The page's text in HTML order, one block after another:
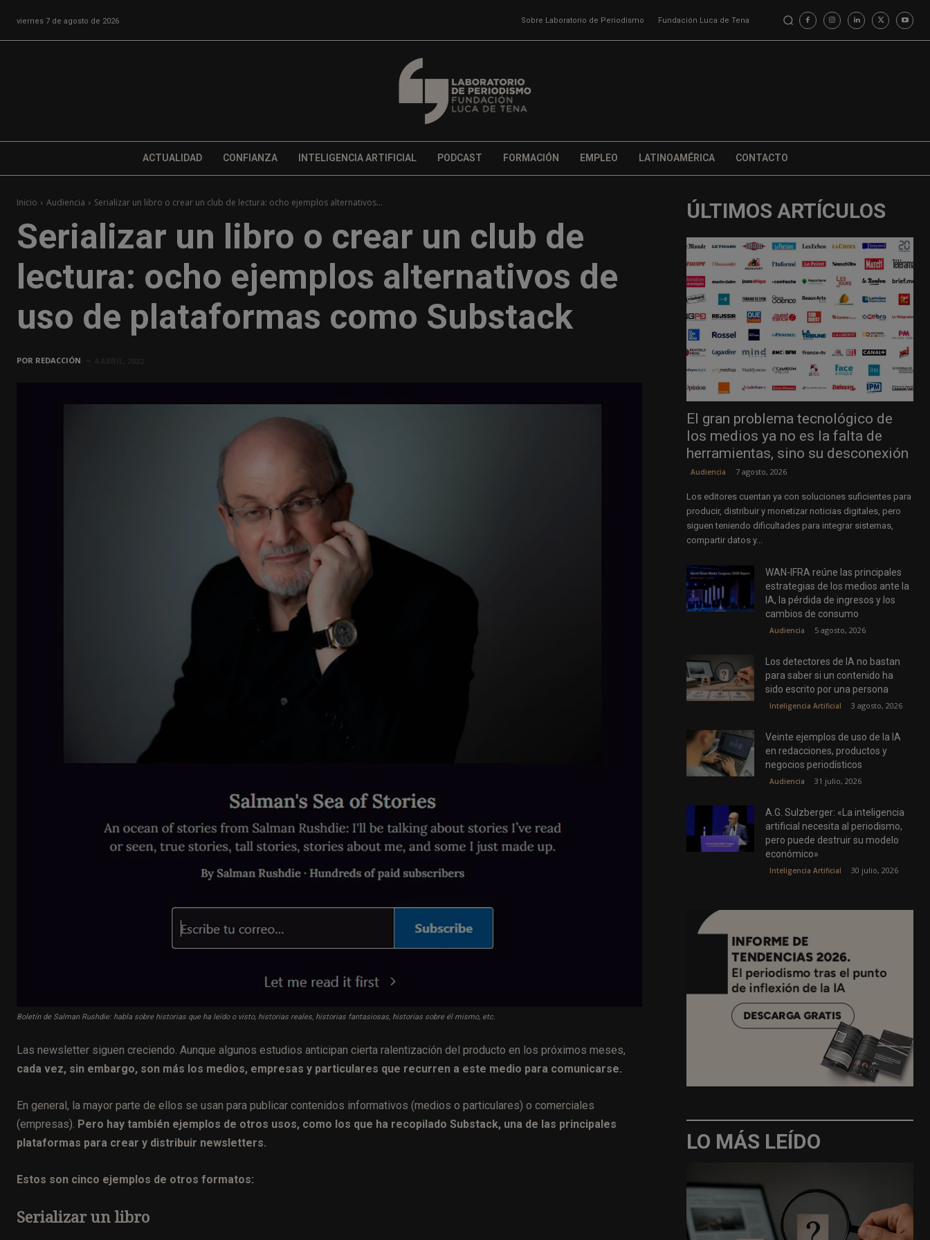
viernes 7 de agosto de 2026 Sobre Laboratorio de Periodismo Fundación Luca de Tena
ACTUALIDAD CONFIANZA INTELIGENCIA ARTIFICIAL PODCAST FORMACIÓN EMPLEO LATINOAMÉRICA CONTACTO
Inicio Audiencia Serializar un libro o crear un club de lectura: ocho ejemplos alternativos...
Serializar un libro o crear un club de
lectura: ocho ejemplos alternativos de
uso de plataformas como Substack
POR REDACCIÓN
Boletín de Salman Rushdie: habla sobre historias que ha leído o visto, historias reales, historias fantasiosas, historias sobre él mismo, etc.
Las newsletter siguen creciendo. Aunque algunos estudios anticipan cierta ralentización del producto en los próximos meses,
cada vez, sin embargo, son más los medios, empresas y particulares que recurren a este medio para comunicarse.
En general, la mayor parte de ellos se usan para publicar contenidos informativos (medios o particulares) o comerciales
(empresas). Pero hay también ejemplos de otros usos, como los que ha recopilado Substack, una de las principales
plataformas para crear y distribuir newsletters.
Estos son cinco ejemplos de otros formatos:
Serializar un libro
ÚLTIMOS ARTÍCULOS
El gran problema tecnológico de
los medios ya no es la falta de
herramientas, sino su desconexión
Audiencia 7 agosto, 2026
Los editores cuentan ya con soluciones suficientes para
producir, distribuir y monetizar noticias digitales, pero
siguen teniendo dificultades para integrar sistemas,
compartir datos y...
WAN-IFRA reúne las principales
estrategias de los medios ante la
IA, la pérdida de ingresos y los
cambios de consumo
Audiencia 5 agosto, 2026
Los detectores de IA no bastan
para saber si un contenido ha
sido escrito por una persona
Inteligencia Artificial 3 agosto, 2026
Veinte ejemplos de uso de la IA
en redacciones, productos y
negocios periodísticos
Audiencia 31 julio, 2026
A.G. Sulzberger: «La inteligencia
artificial necesita al periodismo,
pero puede destruir su modelo
económico»
Inteligencia Artificial 30 julio, 2026
LO MÁS LEÍDO